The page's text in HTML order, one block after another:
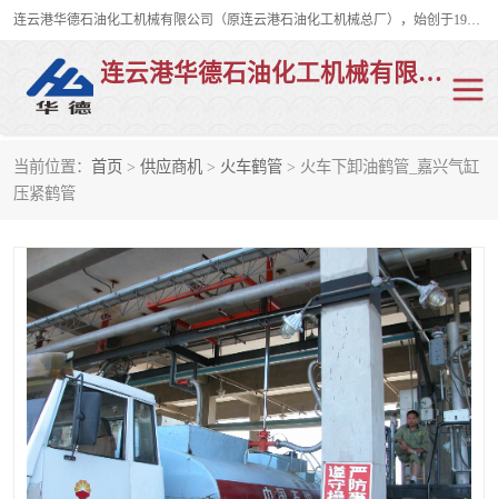
连云港华德石油化工机械有限公司（原连云港石油化工机械总厂），始创于1982年，是从事码头船用流体装卸臂、陆用流体装卸臂（鹤管）、活动梯、钢构平台、定量装车系统等全系列流体装卸设备的设计、制造、销售以及服务的专业供应商。
连云港华德石油化工机械有限公司
当前位置： 首页 > 供应商机 > 火车鹤管 > 火车下卸油鹤管_嘉兴气缸
压紧鹤管
陆用流体装卸臂
液氨鹤管 液氯鹤管
LNG鹤管 活动梯
平台栈桥 卸车鹤管
装车鹤管 输油臂
紧急脱离干式接头 火车鹤管